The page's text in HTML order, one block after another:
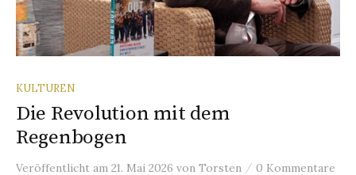
KULTUREN
Die Revolution mit dem
Regenbogen
Veröffentlicht am 21. Mai 2026 von Torsten / 0 Kommentare